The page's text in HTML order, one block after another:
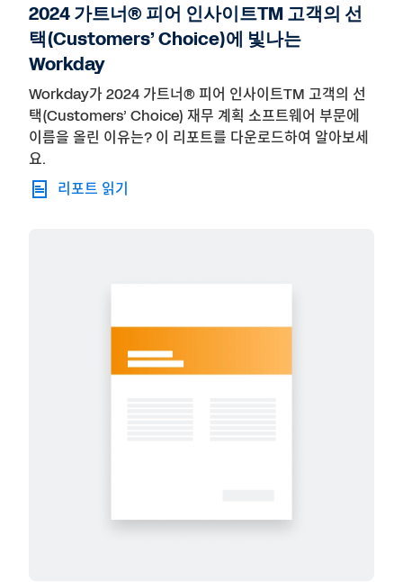
2024 가트너® 피어 인사이트TM 고객의 선
택(Customers’ Choice)에 빛나는
Workday
Workday가 2024 가트너® 피어 인사이트TM 고객의 선
택(Customers’ Choice) 재무 계획 소프트웨어 부문에
이름을 올린 이유는? 이 리포트를 다운로드하여 알아보세
요.
리포트 읽기